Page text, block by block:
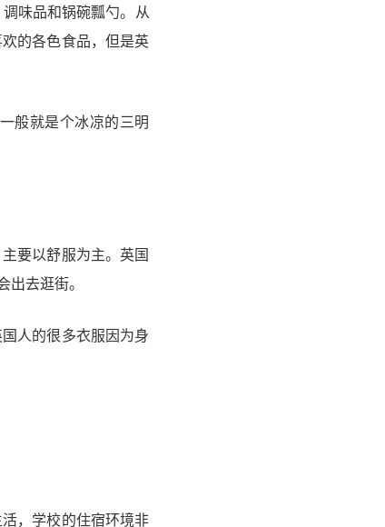
味品和锅碗瓢勺。从
的各色食品，但是英
般就是个冰凉的三明
要以舒服为主。英国
去逛街。
人的很多衣服因为身
，学校的住宿环境非